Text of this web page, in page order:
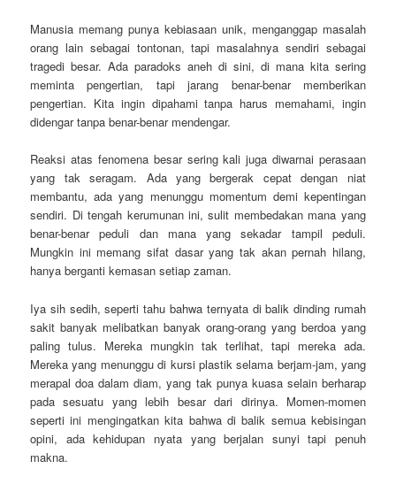
Manusia memang punya kebiasaan unik, menganggap masalah
orang lain sebagai tontonan, tapi masalahnya sendiri sebagai
tragedi besar. Ada paradoks aneh di sini, di mana kita sering
meminta pengertian, tapi jarang benar-benar memberikan
pengertian. Kita ingin dipahami tanpa harus memahami, ingin
didengar tanpa benar-benar mendengar.
Reaksi atas fenomena besar sering kali juga diwarnai perasaan
yang tak seragam. Ada yang bergerak cepat dengan niat
membantu, ada yang menunggu momentum demi kepentingan
sendiri. Di tengah kerumunan ini, sulit membedakan mana yang
benar-benar peduli dan mana yang sekadar tampil peduli.
Mungkin ini memang sifat dasar yang tak akan pernah hilang,
hanya berganti kemasan setiap zaman.
Iya sih sedih, seperti tahu bahwa ternyata di balik dinding rumah
sakit banyak melibatkan banyak orang-orang yang berdoa yang
paling tulus. Mereka mungkin tak terlihat, tapi mereka ada.
Mereka yang menunggu di kursi plastik selama berjam-jam, yang
merapal doa dalam diam, yang tak punya kuasa selain berharap
pada sesuatu yang lebih besar dari dirinya. Momen-momen
seperti ini mengingatkan kita bahwa di balik semua kebisingan
opini, ada kehidupan nyata yang berjalan sunyi tapi penuh
makna.